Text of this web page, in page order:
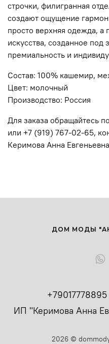
строчки, филигранная
создают ощущение
просто верхняя одежда, а
искусства, созданное под
премиальность и
Состав: 100% кашемир,
Цвет: молочный
Производство: Россия
Для заказа обращайтесь
или +7 (919) 767-02-65,
Керимова Анна
+79017778895
ИП "Керимова Анна
ДОМ МОДЫ
2026 ©